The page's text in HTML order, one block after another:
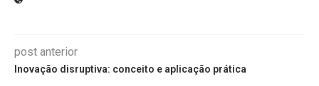
post anterior
Inovação disruptiva: conceito e aplicação prática